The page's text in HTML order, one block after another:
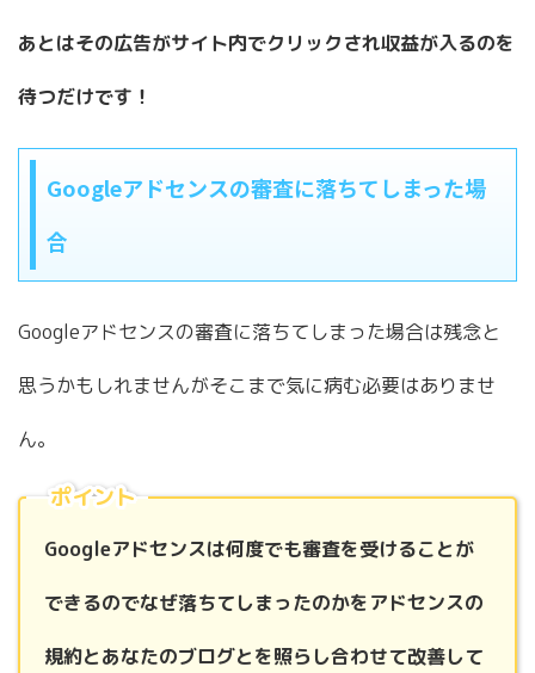
あとはその広告がサイト内でクリックされ収益が入るのを
待つだけです！
Googleアドセンスの審査に落ちてしまった場
合
Googleアドセンスの審査に落ちてしまった場合は残念と
思うかもしれませんがそこまで気に病む必要はありませ
ん。
ポイント
Googleアドセンスは何度でも審査を受けることが
できるのでなぜ落ちてしまったのかをアドセンスの
規約とあなたのブログとを照らし合わせて改善して